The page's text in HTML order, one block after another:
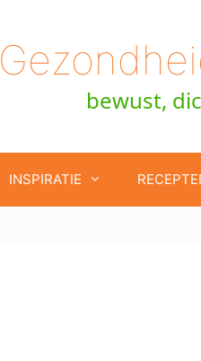
bewust,
INSPIRATIE